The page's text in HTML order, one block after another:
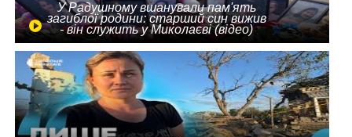
У Радушному вшанували пам'ять
загиблої родини: старший син вижив
- він служить у Миколаєві (відео)